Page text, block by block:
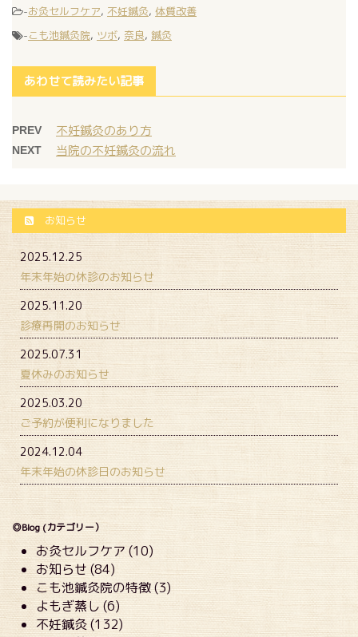
-お灸セルフケア, 不妊鍼灸, 体質改善
-こも池鍼灸院, ツボ, 奈良, 鍼灸
あわせて読みたい記事
PREV 不妊鍼灸のあり方
NEXT 当院の不妊鍼灸の流れ
お知らせ
2025.12.25
年末年始の休診のお知らせ
2025.11.20
診療再開のお知らせ
2025.07.31
夏休みのお知らせ
2025.03.20
ご予約が便利になりました
2024.12.04
年末年始の休診日のお知らせ
◎Blog (カテゴリー）
お灸セルフケア (10)
お知らせ (84)
こも池鍼灸院の特徴 (3)
よもぎ蒸し (6)
不妊鍼灸 (132)